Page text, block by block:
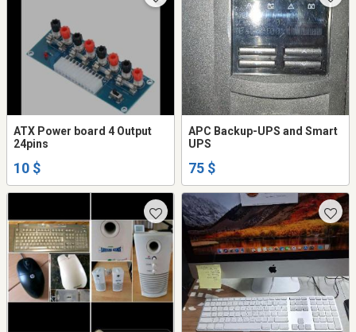
ATX Power board 4 Output
24pins
10 $
APC Backup-UPS and Smart
UPS
75 $